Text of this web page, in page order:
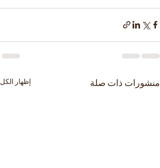
منشورات ذات صلة إظهار الكل